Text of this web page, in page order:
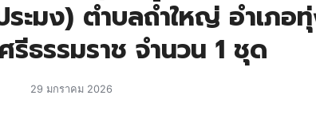
ะมง) ตำบลถ้ำใหญ่ อำเภอ
ธรรมราช จำนวน 1 ชุด
29 มกราคม 2026